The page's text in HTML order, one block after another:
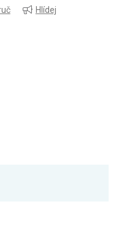
Hlídej